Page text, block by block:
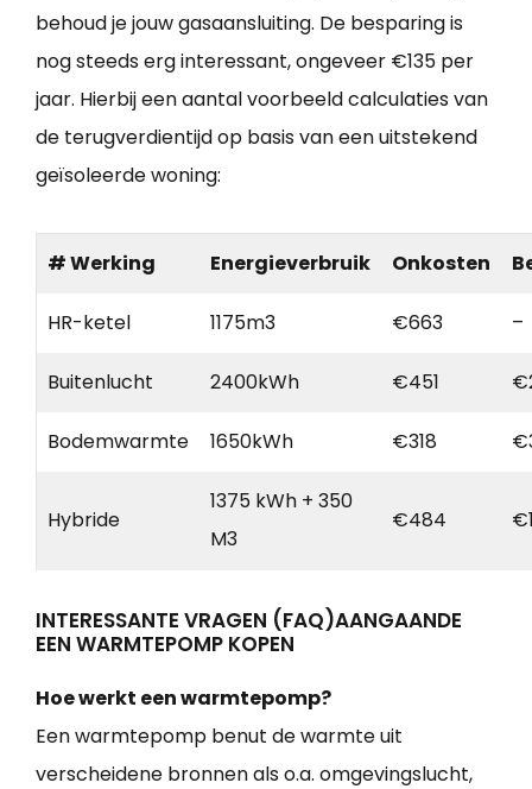
behoud je jouw gasaansluiting. De besparing is
nog steeds erg interessant, ongeveer €135 per
jaar. Hierbij een aantal voorbeeld calculaties van
de terugverdientijd op basis van een uitstekend
geïsoleerde woning:
# Werking Energieverbruik Onkosten
HR-ketel 1175m3 €663 –
Buitenlucht 2400kWh €451
Bodemwarmte 1650kWh €318
Hybride
1375 kWh + 350
M3
€484
INTERESSANTE VRAGEN (FAQ)AANGAANDE
EEN WARMTEPOMP KOPEN
Hoe werkt een warmtepomp?
Een warmtepomp benut de warmte uit
verscheidene bronnen als o.a. omgevingslucht,